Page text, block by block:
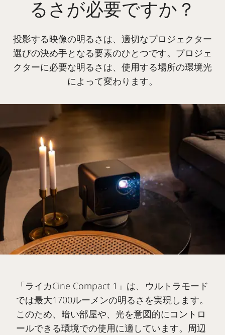
るさが必要ですか？
投影する映像の明るさは、適切なプロジェクター
選びの決め手となる要素のひとつです。プロジェ
クターに必要な明るさは、使用する場所の環境光
によって変わります。
「ライカCine Compact 1」は、ウルトラモード
では最大1700ルーメンの明るさを実現します。
このため、暗い部屋や、光を意図的にコントロ
ールできる環境での使用に適しています。周辺